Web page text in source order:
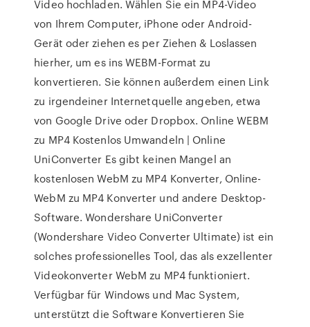
Video hochladen. Wählen Sie ein MP4-Video
von Ihrem Computer, iPhone oder Android-
Gerät oder ziehen es per Ziehen & Loslassen
hierher, um es ins WEBM-Format zu
konvertieren. Sie können außerdem einen Link
zu irgendeiner Internetquelle angeben, etwa
von Google Drive oder Dropbox. Online WEBM
zu MP4 Kostenlos Umwandeln | Online
UniConverter Es gibt keinen Mangel an
kostenlosen WebM zu MP4 Konverter, Online-
WebM zu MP4 Konverter und andere Desktop-
Software. Wondershare UniConverter
(Wondershare Video Converter Ultimate) ist ein
solches professionelles Tool, das als exzellenter
Videokonverter WebM zu MP4 funktioniert.
Verfügbar für Windows und Mac System,
unterstützt die Software Konvertieren Sie